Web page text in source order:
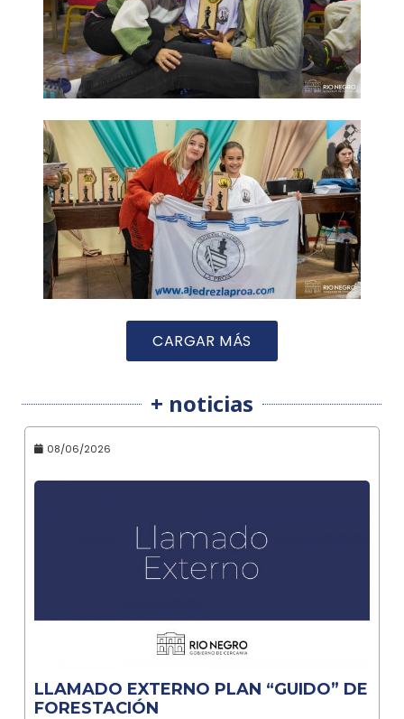
CARGAR MÁS
+ noticias
08/06/2026
LLAMADO EXTERNO PLAN “GUIDO” DE
FORESTACIÓN